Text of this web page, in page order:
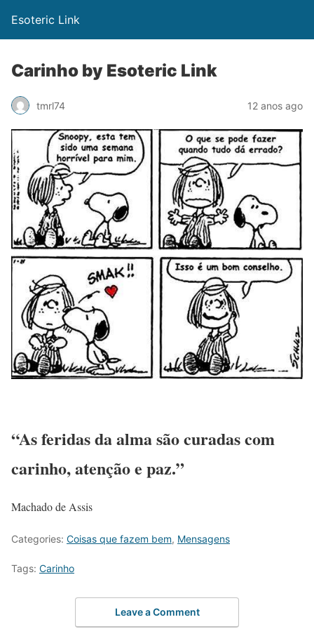
Esoteric Link
Carinho by Esoteric Link
tmrl74 12 anos ago
“As feridas da alma são curadas com
carinho, atenção e paz.”
Machado de Assis
Categories: Coisas que fazem bem, Mensagens
Tags: Carinho
Leave a Comment